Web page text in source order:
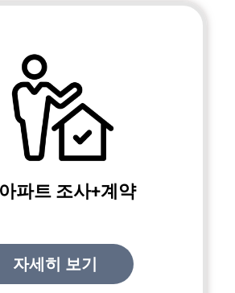
파트 조사+계약
자세히 보기